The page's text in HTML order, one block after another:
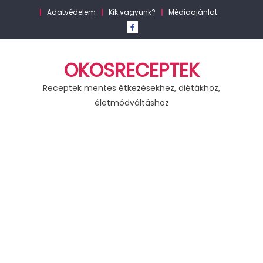
Adatvédelem Kik vagyunk? Médiaajánlat
OKOSRECEPTEK
Receptek mentes étkezésekhez, diétákhoz,
életmódváltáshoz